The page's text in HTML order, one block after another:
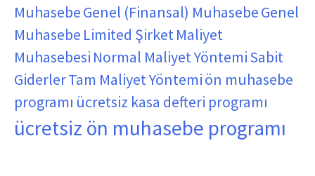
MuhasebeGenel (Finansal) MuhasebeGenel
Muhasebe Limited Şirket Maliyet
Muhasebesi Normal Maliyet YöntemiSabit
GiderlerTam Maliyet Yöntemiön muhasebe
programı ücretsiz kasa defteri programı
ücretsiz ön muhasebe programı